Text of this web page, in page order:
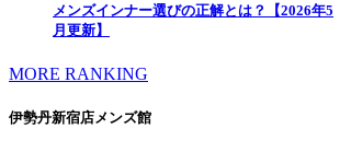
メンズインナー選びの正解とは？【2026年5
月更新】
MORE RANKING
伊勢丹新宿店メンズ館